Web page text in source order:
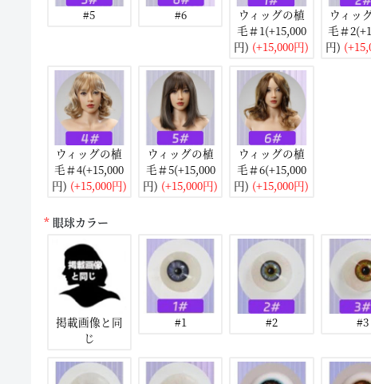
#5 #6
ウィッグの植
毛＃1(+15,000
円) (+15,000円)
ウィッ
毛＃
円)
ウィッグの植
毛＃4(+15,000
円) (+15,000円)
ウィッグの植
毛＃5(+15,000
円) (+15,000円)
ウィッグの植
毛＃6(+15,000
円) (+15,000円)
眼球カラー
掲載画像と同
じ
#1 #2 #3